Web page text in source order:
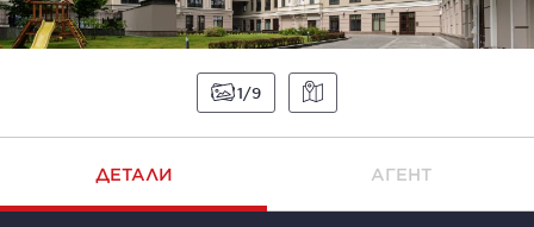
1 9
ДЕТАЛИ АГЕНТ